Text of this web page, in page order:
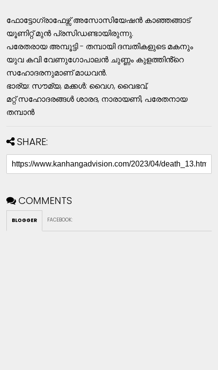
ഫോട്ടോഗ്രാഫേഴ്സ് അസോസിയേഷൻ കാഞ്ഞങ്ങാട്
യൂണിറ്റ് മുൻ പ്രസിഡണ്ടായിരുന്നു.
പരേതരായ അമ്പൂട്ടി - തമ്പായി ദമ്പതികളുടെ മകനും
യുവ കവി വേണുഗോപാലൻ ചുണ്ണം കുളത്തിൻ്റെ
സഹോദരനുമാണ് മാധവൻ.
ഭാര്യ: സൗമ്യ, മക്കൾ: വൈഗ, വൈഭവ്,
മറ്റ് സഹോദരങ്ങൾ ശാരദ, നാരായണി, പരേതനായ
തമ്പാൻ
SHARE:
COMMENTS
BLOGGER FACEBOOK: